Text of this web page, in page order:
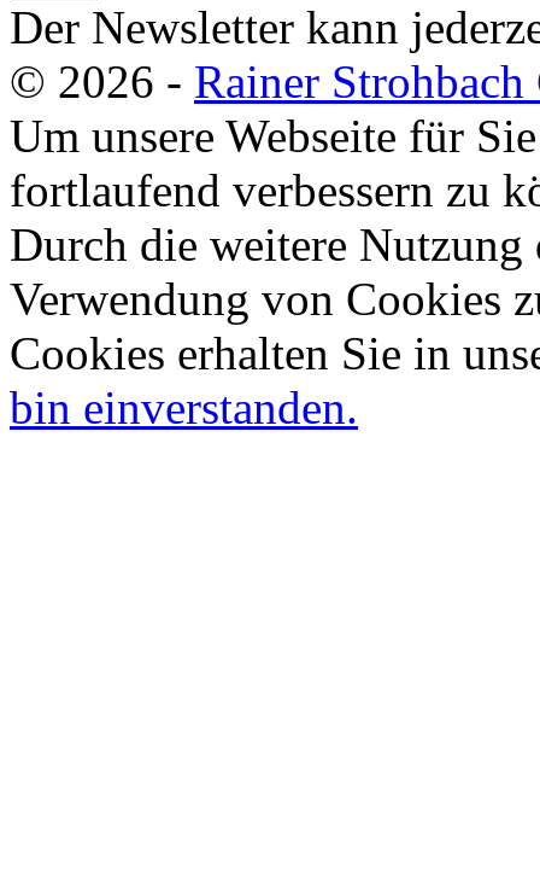
Der Newsletter kann
© 2026 - Rainer
Um unsere Webseite für
fortlaufend verbessern zu
Durch die weitere Nutzung
Verwendung von Cookies
Cookies erhalten Sie in
bin einverstanden.